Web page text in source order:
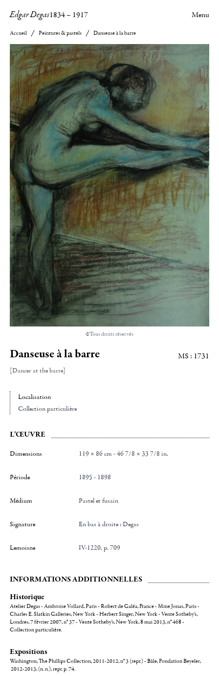
Edgar Degas1834– 1917 Menu
Accueil Peintures & pastels Danseuse à la barre
©Tous droits réservés
Danseuse à la barre
[Dancer at the barre]
MS : 1731
Localisation
Collection particulière
L'ŒUVRE
Dimensions 119 × 86 cm - 46 7/8 × 33 7/8 in.
Période 1895 - 1898
Médium Pastel et fusain
Signature en bas à droite : Degas
Lemoisne IV-1220, p. 709
INFORMATIONS ADDITIONNELLES
Historique
Atelier Degas - Ambroise Vollard, Paris - Robert de Galéa, France - Mme Jonas, Paris -
Charles E. Slatkin Galleries, New York - Herbert Singer, New York - Vente Sotheby's,
Londres, 7 février 2007, n° 37 - Vente Sotheby's, New York, 8 mai 2013, n° 468 -
Collection particulière.
Expositions
Washington, The Phillips Collection, 2011-2012, n° 3 (repr.) - Bâle, Fondation Beyeler,
2012-2013, (n. n.), repr. p. 74.